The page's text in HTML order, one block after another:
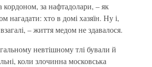
кордоном, за нафтадолари, – як
нагадати: хто в домі хазяїн. Ну і,
– життя медом не здавалося.
невтішному тлі бували й
коли злочинна московська